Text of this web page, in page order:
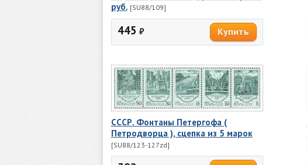
руб. [SU88/109]
445 ₽
СССР. Фонтаны Петергофа (
Петродворца ), сцепка из 5 марок
[SU88/123-127zd]